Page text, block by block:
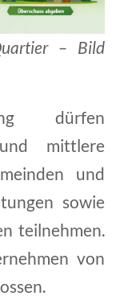
– Bild
dürfen
mittlere
und
sowie
teilnehmen.
von